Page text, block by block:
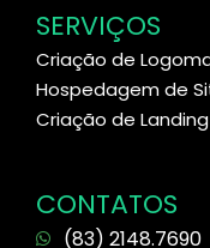
SERVIÇOS
Criação de
Hospedagem de
Criação de
CONTATOS
(83) 2148.7690